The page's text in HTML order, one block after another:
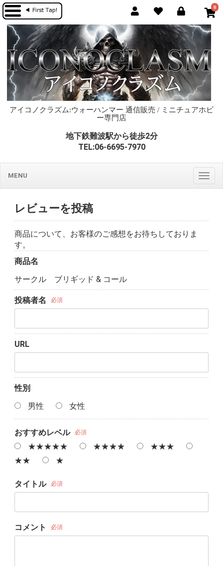
0
アイコノクラズム:ウォーハンマー 通信販売 / ミニチュアホビ
ー専門店
地下鉄難波駅から徒歩2分
TEL:06-6695-7970
MENU
レビューを投稿
商品について、お客様のご感想をお待ちしておりま
す。
商品名
サークル ブリギッド & コール
投稿者名 必須
URL
性別
男性
女性
おすすめレベル 必須
★★★★★ ★★★★
★★★
★★
★
タイトル 必須
コメント 必須